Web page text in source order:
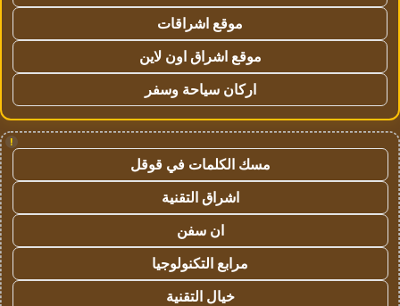
موقع اشراقات
موقع اشراق اون لاين
اركان سياحة وسفر
!
مسك الكلمات في قوقل
اشراق التقنية
ان سفن
مرابع التكنولوجيا
خيال التقنية